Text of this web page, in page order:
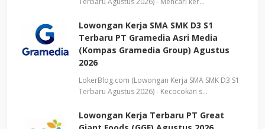
Lowongan Kerja SMA SMK D3 S1
Terbaru PT Gramedia Asri Media
(Kompas Gramedia Group) Agustus
2026
LokerBlog.com (Lowongan Kerja SMA SMK D3 S1
Terbaru Agustus 2026) - Kecocokan s…
Lowongan Kerja Terbaru PT Great